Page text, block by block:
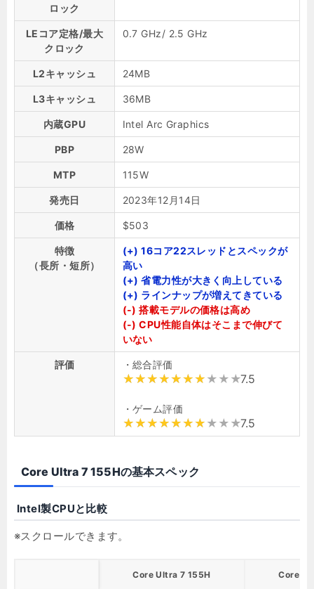
ロック
LEコア定格/最大
クロック
0.7 GHz/ 2.5 GHz
L2キャッシュ 24MB
L3キャッシュ 36MB
内蔵GPU Intel Arc Graphics
PBP 28W
MTP 115W
発売日 2023年12月14日
価格 $503
特徴
（長所・短所）
(+) 16コア22スレッドとスペックが
高い
(+) 省電力性が大きく向上している
(+) ラインナップが増えてきている
(-) 搭載モデルの価格は高め
(-) CPU性能自体はそこまで伸びて
いない
評価 ・総合評価
7.5
・ゲーム評価
7.5
Core Ultra 7 155Hの基本スペック
Intel製CPUと比較
Core Ultra 7 155H Core